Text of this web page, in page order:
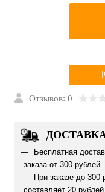
Отзывов: 0
Бесплатная
заказа от 300 рублей
При заказе до 300
составляет 20 рублей